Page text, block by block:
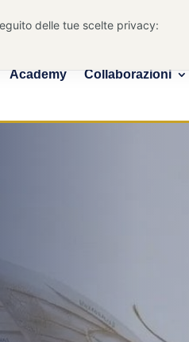
Academy Collaborazioni